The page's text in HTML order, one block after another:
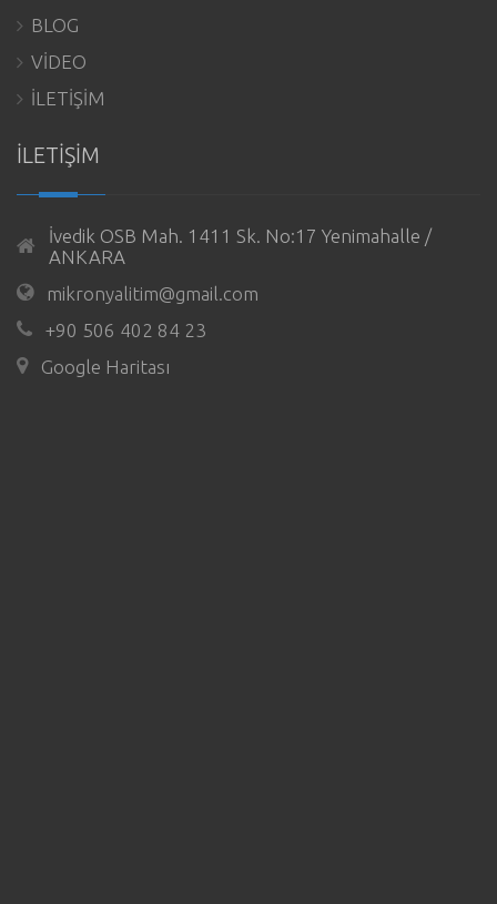
BLOG
VİDEO
İLETİŞİM
İLETİŞİM
İvedik OSB Mah. 1411 Sk. No:17 Yenimahalle /
ANKARA
mikronyalitim@gmail.com
+90 506 402 84 23
Google Haritası